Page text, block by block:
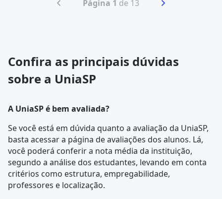
Página 1 de 13
Confira as principais dúvidas
sobre a UniaSP
A UniaSP é bem avaliada?
Se você está em dúvida quanto a avaliação da UniaSP,
basta acessar a página deavaliações dos alunos. Lá,
você poderá conferir a nota média da instituição,
segundo a análise dos estudantes, levando em conta
critérios como estrutura, empregabilidade,
professores e localização.